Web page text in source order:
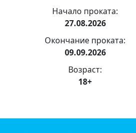
Начало проката:
27.08.2026
Окончание проката:
09.09.2026
Возраст:
18+